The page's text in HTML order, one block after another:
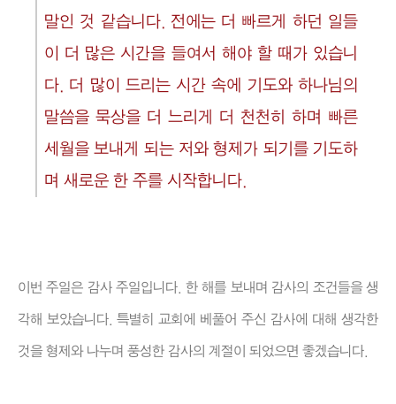
말인 것 같습니다. 전에는 더 빠르게 하던 일들
이 더 많은 시간을 들여서 해야 할 때가 있습니
다. 더 많이 드리는 시간 속에 기도와 하나님의
말씀을 묵상을 더 느리게 더 천천히 하며 빠른
세월을 보내게 되는 저와 형제가 되기를 기도하
며 새로운 한 주를 시작합니다.
이번 주일은 감사 주일입니다. 한 해를 보내며 감사의 조건들을 생
각해 보았습니다. 특별히 교회에 베풀어 주신 감사에 대해 생각한
것을 형제와 나누며 풍성한 감사의 계절이 되었으면 좋겠습니다.